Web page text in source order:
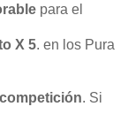
para el
X 5. en los Pura
. Si